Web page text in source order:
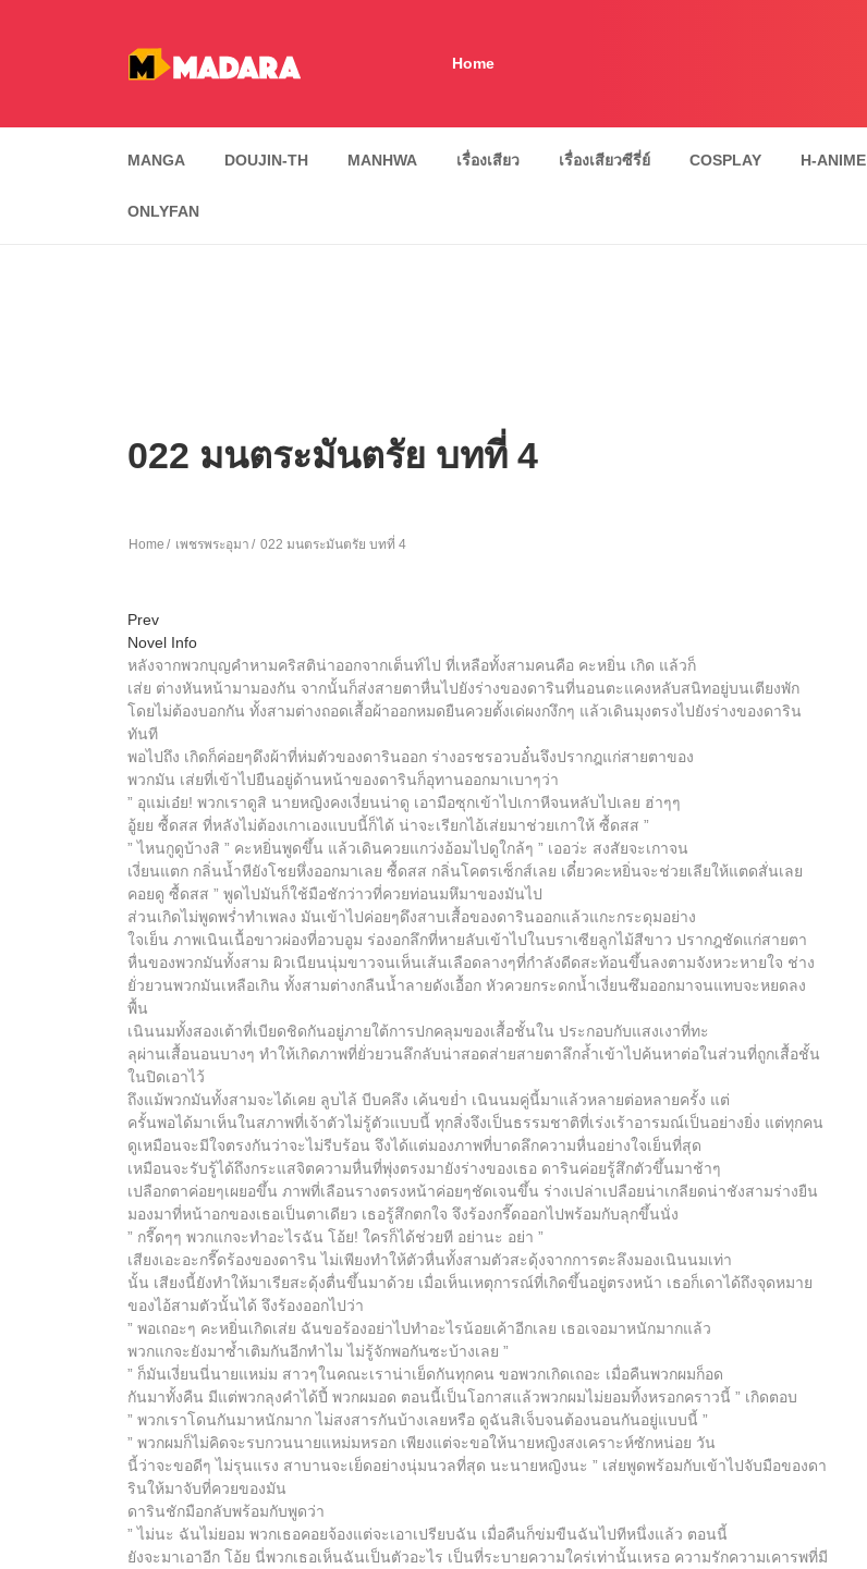
Home
MANGA DOUJIN-TH MANHWA เรื่องเสียว เรื่องเสียวซีรี่ย์ COSPLAY H-ANIME
ONLYFAN
022 มนตระมันตรัย บทที่ 4
Home เพชรพระอุมา 022 มนตระมันตรัย บทที่ 4
Prev
Novel Info
หลังจากพวกบุญคำหามคริสติน่าออกจากเต็นท์ไป ที่เหลือทั้งสามคนคือ คะหยิ่น เกิด แล้วก็
เส่ย ต่างหันหน้ามามองกัน จากนั้นก็ส่งสายตาหื่นไปยังร่างของดารินที่นอนตะแคงหลับสนิทอยู่บนเตียงพัก
โดยไม่ต้องบอกกัน ทั้งสามต่างถอดเสื้อผ้าออกหมดยืนควยตั้งเด่ผงกงึกๆ แล้วเดินมุงตรงไปยังร่างของดาริน
ทันที
พอไปถึง เกิดก็ค่อยๆดึงผ้าที่ห่มตัวของดารินออก ร่างอรชรอวบอั๋นจึงปรากฎแก่สายตาของ
พวกมัน เส่ยที่เข้าไปยืนอยู่ด้านหน้าของดารินก็อุทานออกมาเบาๆว่า
” อุแม่เอ๋ย! พวกเราดูสิ นายหญิงคงเงี่ยนน่าดู เอามือซุกเข้าไปเกาหีจนหลับไปเลย ฮ่าๆๆ
อู้ยย ซื้ดสส ที่หลังไม่ต้องเกาเองแบบนี้ก็ได้ น่าจะเรียกไอ้เส่ยมาช่วยเกาให้ ซื้ดสส ”
” ไหนกูดูบ้างสิ ” คะหยิ่นพูดขึ้น แล้วเดินควยแกว่งอ้อมไปดูใกล้ๆ ” เออว่ะ สงสัยจะเกาจน
เงี่ยนแตก กลิ่นน้ำหียังโชยหึ่งออกมาเลย ซื้ดสส กลิ่นโคตรเซ็กส์เลย เดี๋ยวคะหยิ่นจะช่วยเลียให้แตดสั่นเลย
คอยดู ซื้ดสส ” พูดไปมันก็ใช้มือชักว่าวที่ควยท่อนมหึมาของมันไป
ส่วนเกิดไม่พูดพร่ำทำเพลง มันเข้าไปค่อยๆดึงสาบเสื้อของดารินออกแล้วแกะกระดุมอย่าง
ใจเย็น ภาพเนินเนื้อขาวผ่องที่อวบอูม ร่องอกลึกที่หายลับเข้าไปในบราเซียลูกไม้สีขาว ปรากฎชัดแก่สายตา
หื่นของพวกมันทั้งสาม ผิวเนียนนุ่มขาวจนเห็นเส้นเลือดลางๆที่กำลังดีดสะท้อนขึ้นลงตามจังหวะหายใจ ช่าง
ยั่วยวนพวกมันเหลือเกิน ทั้งสามต่างกลืนน้ำลายดังเอื้อก หัวควยกระดกน้ำเงี่ยนซึมออกมาจนแทบจะหยดลง
พื้น
เนินนมทั้งสองเต้าที่เบียดชิดกันอยู่ภายใต้การปกคลุมของเสื้อชั้นใน ประกอบกับแสงเงาที่ทะ
ลุผ่านเสื้อนอนบางๆ ทำให้เกิดภาพที่ยั่วยวนลึกลับน่าสอดส่ายสายตาลึกล้ำเข้าไปค้นหาต่อในส่วนที่ถูกเสื้อชั้น
ในปิดเอาไว้
ถึงแม้พวกมันทั้งสามจะได้เคย ลูบไล้ บีบคลึง เค้นขย่ำ เนินนมคู่นี้มาแล้วหลายต่อหลายครั้ง แต่
ครั้นพอได้มาเห็นในสภาพที่เจ้าตัวไม่รู้ตัวแบบนี้ ทุกสิ่งจึงเป็นธรรมชาติที่เร่งเร้าอารมณ์เป็นอย่างยิ่ง แต่ทุกคน
ดูเหมือนจะมีใจตรงกันว่าจะไม่รีบร้อน จึงได้แต่มองภาพที่บาดลึกความหื่นอย่างใจเย็นที่สุด
เหมือนจะรับรู้ได้ถึงกระแสจิตความหื่นที่พุ่งตรงมายังร่างของเธอ ดารินค่อยรู้สึกตัวขึ้นมาช้าๆ
เปลือกตาค่อยๆเผยอขึ้น ภาพที่เลือนรางตรงหน้าค่อยๆชัดเจนขึ้น ร่างเปล่าเปลือยน่าเกลียดน่าชังสามร่างยืน
มองมาที่หน้าอกของเธอเป็นตาเดียว เธอรู้สึกตกใจ จึงร้องกรี๊ดออกไปพร้อมกับลุกขึ้นนั่ง
” กรี๊ดๆๆ พวกแกจะทำอะไรฉัน โอ้ย! ใครก็ได้ช่วยที อย่านะ อย่า ”
เสียงเอะอะกรี๊ดร้องของดาริน ไม่เพียงทำให้ตัวหื่นทั้งสามตัวสะดุ้งจากการตะลึงมองเนินนมเท่า
นั้น เสียงนี้ยังทำให้มาเรียสะดุ้งตื่นขึ้นมาด้วย เมื่อเห็นเหตุการณ์ที่เกิดขึ้นอยู่ตรงหน้า เธอก็เดาได้ถึงจุดหมาย
ของไอ้สามตัวนั้นได้ จึงร้องออกไปว่า
” พอเถอะๆ คะหยิ่นเกิดเส่ย ฉันขอร้องอย่าไปทำอะไรน้อยเค้าอีกเลย เธอเจอมาหนักมากแล้ว
พวกแกจะยังมาซ้ำเติมกันอีกทำไม ไม่รู้จักพอกันซะบ้างเลย ”
” ก็มันเงี่ยนนี่นายแหม่ม สาวๆในคณะเราน่าเย็ดกันทุกคน ขอพวกเกิดเถอะ เมื่อคืนพวกผมก็อด
กันมาทั้งคืน มีแต่พวกลุงคำได้ปี้ พวกผมอด ตอนนี้เป็นโอกาสแล้วพวกผมไม่ยอมทิ้งหรอกคราวนี้ ” เกิดตอบ
” พวกเราโดนกันมาหนักมาก ไม่สงสารกันบ้างเลยหรือ ดูฉันสิเจ็บจนต้องนอนกันอยู่แบบนี้ ”
” พวกผมก็ไม่คิดจะรบกวนนายแหม่มหรอก เพียงแต่จะขอให้นายหญิงสงเคราะห์ซักหน่อย วัน
นี้ว่าจะขอดีๆ ไม่รุนแรง สาบานจะเย็ดอย่างนุ่มนวลที่สุด นะนายหญิงนะ ” เส่ยพูดพร้อมกับเข้าไปจับมือของดา
รินให้มาจับที่ควยของมัน
ดารินชักมือกลับพร้อมกับพูดว่า
” ไม่นะ ฉันไม่ยอม พวกเธอคอยจ้องแต่จะเอาเปรียบฉัน เมื่อคืนก็ข่มขืนฉันไปทีหนึ่งแล้ว ตอนนี้
ยังจะมาเอาอีก โอ้ย นี่พวกเธอเห็นฉันเป็นตัวอะไร เป็นที่ระบายความใคร่เท่านั้นเหรอ ความรักความเคารพที่มี